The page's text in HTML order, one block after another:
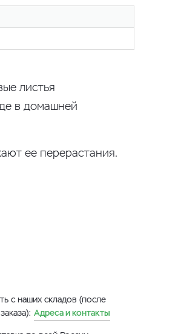
листья
в домашней
ее перерастания.
с наших складов (после
Адреса и контакты